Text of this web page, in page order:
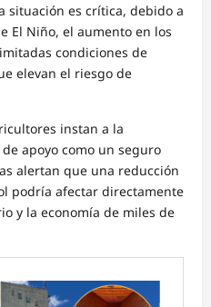
situación es crítica, debido a
El Niño, el aumento en los
condiciones de
elevan el riesgo de
instan a la
apoyo como un seguro
alertan que una reducción
podría afectar directamente
y la economía de miles de